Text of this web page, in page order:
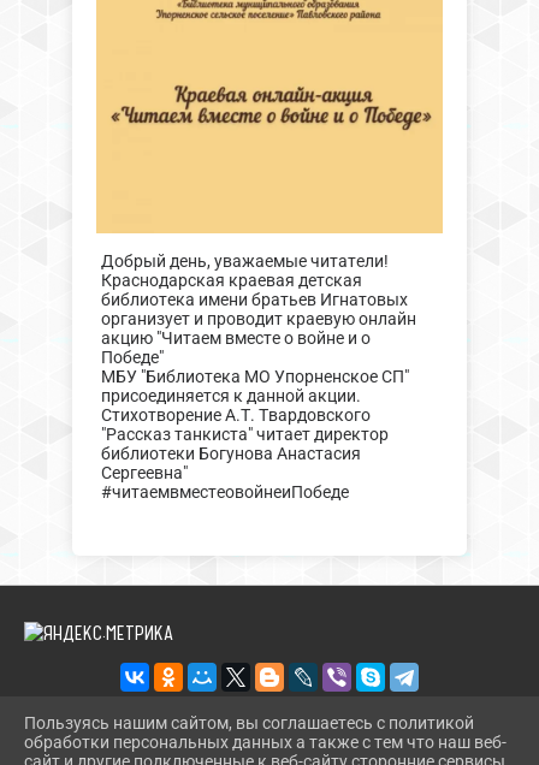
Добрый день, уважаемые читатели!
Краснодарская краевая детская
библиотека имени братьев Игнатовых
организует и проводит краевую онлайн
акцию "Читаем вместе о войне и о
Победе"
МБУ "Библиотека МО Упорненское СП"
присоединяется к данной акции.
Стихотворение А.Т. Твардовского
"Рассказ танкиста" читает директор
библиотеки Богунова Анастасия
Сергеевна"
#читаемвместеовойнеиПобеде
2026 Г. BIBL-UPOR.PAVKULT.RU
Пользуясь нашим сайтом, вы соглашаетесь с политикой
обработки персональных данных а также с тем что наш веб-